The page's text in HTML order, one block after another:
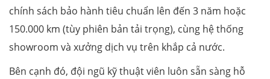
chính sách bảo hành tiêu chuẩn lên đến 3 năm hoặc
150.000 km (tùy phiên bản tải trọng), cùng hệ thống
showroom và xưởng dịch vụ trên khắp cả nước.
Bên cạnh đó, đội ngũ kỹ thuật viên luôn sẵn sàng hỗ